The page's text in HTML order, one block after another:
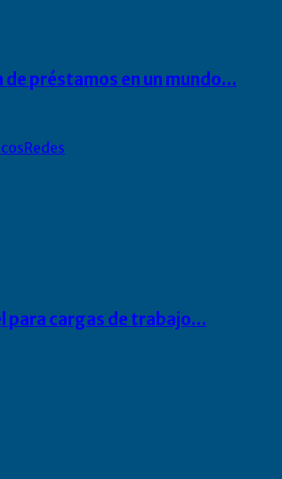
préstamos en un mundo…
Redes
para cargas de trabajo…